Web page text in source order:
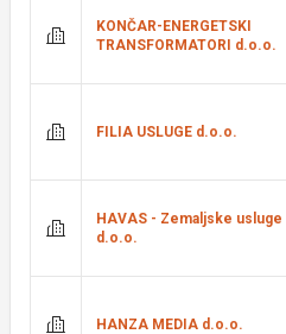
KONČAR-ENERGETSKI
TRANSFORMATORI d.o.o.
FILIA USLUGE d.o.o.
HAVAS - Zemaljske usluge
d.o.o.
HANZA MEDIA d.o.o.